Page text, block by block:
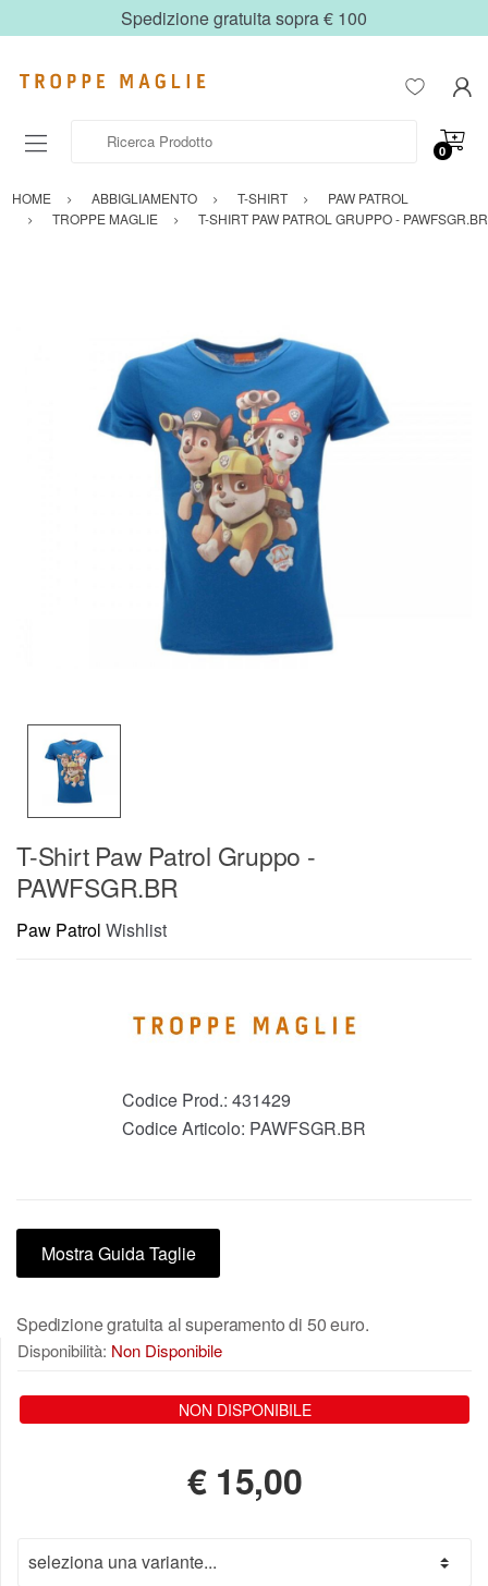
Spedizione gratuita sopra € 100
0
HOME ABBIGLIAMENTO T-SHIRT
PAW PATROL
TROPPE MAGLIE
T-SHIRT PAW PATROL GRUPPO - PAWFSGR.BR
T-Shirt Paw Patrol Gruppo -
PAWFSGR.BR
Paw Patrol Wishlist
Codice Prod.: 431429
Codice Articolo: PAWFSGR.BR
Mostra Guida Taglie
Spedizione gratuita al superamento di 50 euro.
Disponibilità: Non Disponibile
NON DISPONIBILE
€ 15,00